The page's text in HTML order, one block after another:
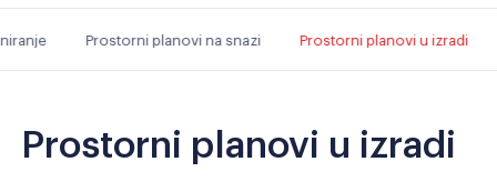
Prostorni planovi na snazi Prostorni planovi u izradi
Prostorni planovi u izradi